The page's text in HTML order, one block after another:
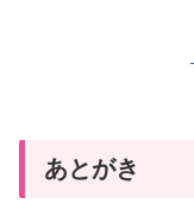
あとがき